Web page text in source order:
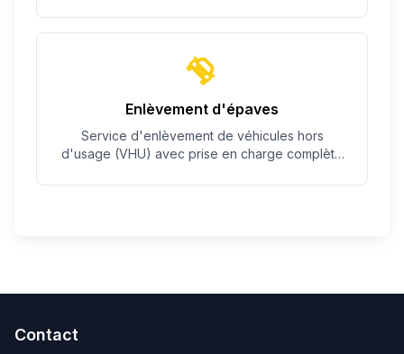
Enlèvement d'épaves
Service d'enlèvement de véhicules hors
d'usage (VHU) avec prise en charge complète
Contact